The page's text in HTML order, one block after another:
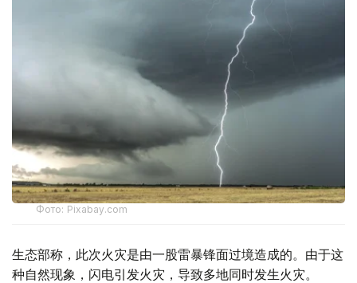
Фото: Pixabay.com
生态部称，此次火灾是由一股雷暴锋面过境造成的。由于这
种自然现象，闪电引发火灾，导致多地同时发生火灾。